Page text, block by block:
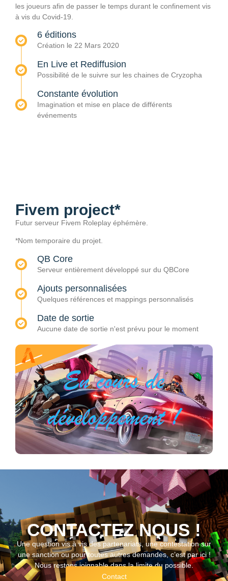
les joueurs afin de passer le temps durant le confinement vis
à vis du Covid-19.
6 éditions
Création le 22 Mars 2020
En Live et Rediffusion
Possibilité de le suivre sur les chaines de Cryzopha
Constante évolution
Imagination et mise en place de différents
événements
Fivem project*
Futur serveur Fivem Roleplay éphémère.
*Nom temporaire du projet.
QB Core
Serveur entièrement développé sur du QBCore
Ajouts personnalisées
Quelques références et mappings personnalisés
Date de sortie
Aucune date de sortie n'est prévu pour le moment
CONTACTEZ NOUS !
Une question vis à vis des partenariats, une contestation sur
une sanction ou pour toutes autres demandes, c’est par ici !
Nous restons joignable dans la limite du possible.
Contact